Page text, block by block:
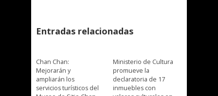
Entradas relacionadas
Chan Chan:
Mejorarán y
ampliarán los
servicios turísticos del
Ministerio de Cultura
promueve la
declaratoria de 17
inmuebles con